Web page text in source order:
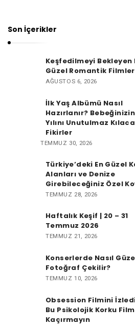
Son İçerikler
Keşfedilmeyi Bekleyen
Güzel Romantik Filmler
AĞUSTOS 6, 2026
İlk Yaş Albümü Nasıl
Hazırlanır?
Yılını Unutulmaz
Fikirler
TEMMUZ 30, 2026
Türkiye’deki En Güzel
Alanları ve Denize
Girebileceğiniz Özel
TEMMUZ 28, 2026
Haftalık Keşif | 20 – 31
Temmuz 2026
TEMMUZ 21, 2026
Konserlerde Nasıl
Fotoğraf Çekilir?
TEMMUZ 10, 2026
Obsession Filmini
Bu Psikolojik Korku
Kaçırmayın